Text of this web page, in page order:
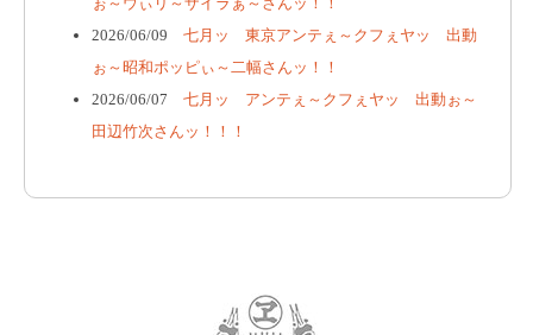
2026/06/09 七月ッ 東京アンテぇ～クフぇヤッ 出動
ぉ～昭和ポッピぃ～二幅さんッ！！
2026/06/07 七月ッ アンテぇ～クフぇヤッ 出動ぉ～
田辺竹次さんッ！！！